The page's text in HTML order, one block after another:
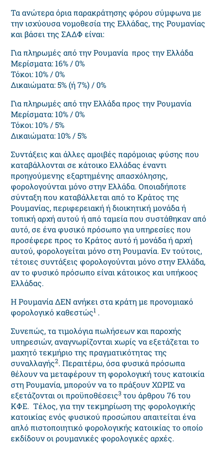
Τα ανώτερα όρια παρακράτησης φόρου σύμφωνα με
την ισχύουσα νομοθεσία της Ελλάδας, της Ρουμανίας
και βάσει της ΣΑΔΦ είναι:
Για πληρωμές από την Ρουμανία προς την Ελλάδα
Μερίσματα: 16% / 0%
Τόκοι: 10% / 0%
Δικαιώματα: 5% (ή 7%) / 0%
Για πληρωμές από την Ελλάδα προς την Ρουμανία
Μερίσματα: 10% / 0%
Τόκοι: 10% / 5%
Δικαιώματα: 10% / 5%
Συντάξεις και άλλες αμοιβές παρόμοιας φύσης που
καταβάλλονται σε κάτοικο Ελλάδας έναντι
προηγούμενης εξαρτημένης απασχόλησης,
φορολογούνται μόνο στην Ελλάδα. Οποιαδήποτε
σύνταξη που καταβάλλεται από το Κράτος της
Ρουμανίας, περιφερειακή ή διοικητική μονάδα ή
τοπική αρχή αυτού ή από ταμεία που συστάθηκαν από
αυτό, σε ένα φυσικό πρόσωπο για υπηρεσίες που
προσέφερε προς το Κράτος αυτό ή μονάδα ή αρχή
αυτού, φορολογείται μόνο στη Ρουμανία. Εν τούτοις,
τέτοιες συντάξεις φορολογούνται μόνο στην Ελλάδα,
αν το φυσικό πρόσωπο είναι κάτοικος και υπήκοος
Ελλάδας.
Η Ρουμανία ΔΕΝ ανήκει στα κράτη με προνομιακό
φορολογικό καθεστώς1.
Συνεπώς, τα τιμολόγια πωλήσεων και παροχής
υπηρεσιών, αναγνωρίζονται χωρίς να εξετάζεται το
μαχητό τεκμήριο της πραγματικότητας της
συναλλαγής2. Περαιτέρω, όσα φυσικά πρόσωπα
θέλουν να μεταφέρουν τη φορολογική τους κατοικία
στη Ρουμανία, μπορούν να το πράξουν ΧΩΡΙΣ να
εξετάζονται οι προϋποθέσεις3του άρθρου 76 του
ΚΦΕ. Τέλος, για την τεκμηρίωση της φορολογικής
κατοικίας ενός φυσικού προσώπου απαιτείται ένα
απλό πιστοποιητικό φορολογικής κατοικίας το οποίο
εκδίδουν οι ρουμανικές φορολογικές αρχές.